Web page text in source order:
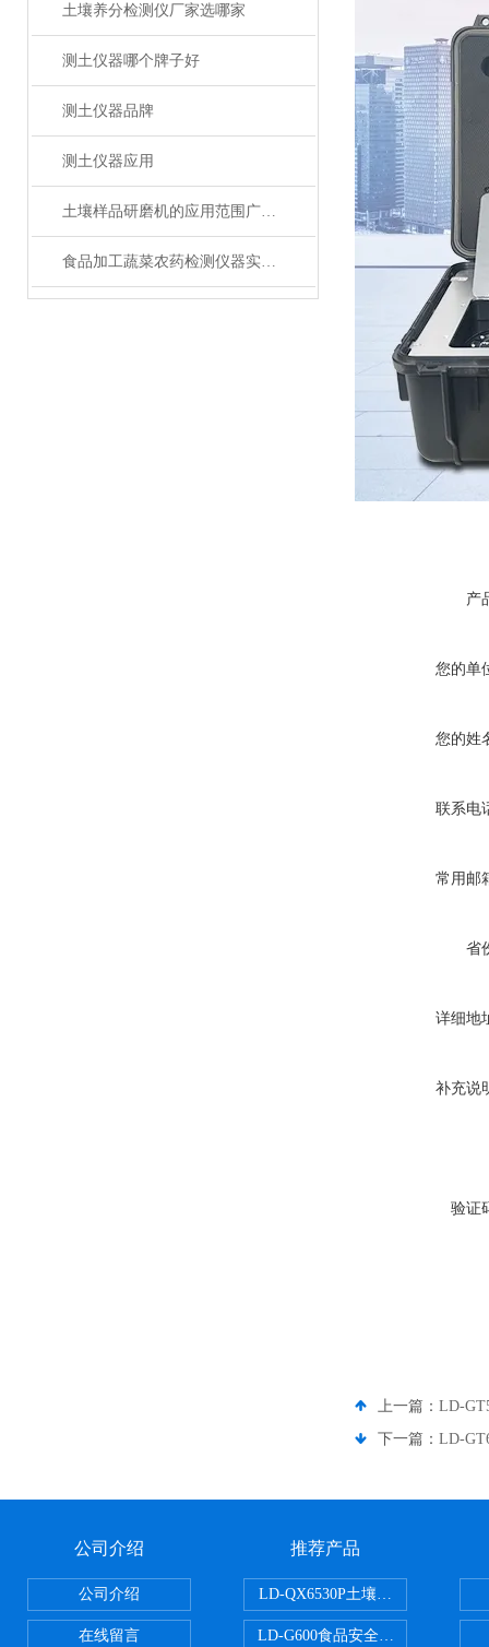
土壤养分检测仪厂家选哪家
测土仪器哪个牌子好
测土仪器品牌
测土仪器应用
土壤样品研磨机的应用范围广泛，你知道多少？
食品加工蔬菜农药检测仪器实验室装备技术分析方案
产
您的单
您的姓
联系电
常用邮
省
详细地
补充说
验证
上一篇： LD-
下一篇： LD-
公司介绍
公司介绍
在线留言
推荐产品
LD-QX6530P土壤氧化还原电位检
LD-G600食品安全检测仪